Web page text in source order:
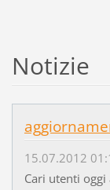
Notizie
15.07.2012
Cari utenti